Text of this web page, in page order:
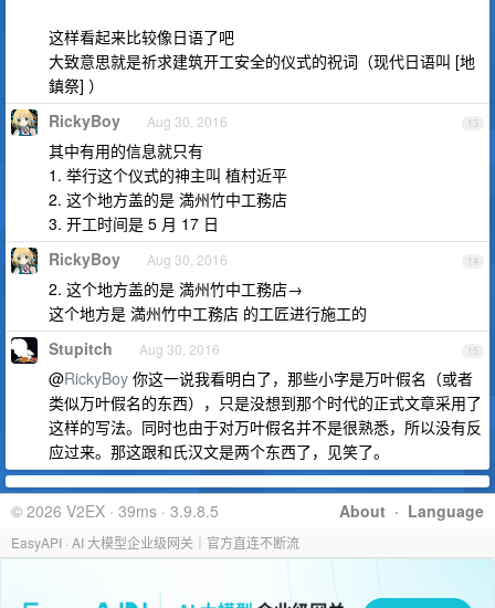
这样看起来比较像日语了吧
大致意思就是祈求建筑开工安全的仪式的祝词（现代日语叫 [地
鎮祭] ）
13
RickyBoy Aug 30, 2016
其中有用的信息就只有
1. 举行这个仪式的神主叫 植村近平
2. 这个地方盖的是 満州竹中工務店
3. 开工时间是 5 月 17 日
14
RickyBoy Aug 30, 2016
2. 这个地方盖的是 満州竹中工務店→
这个地方是 満州竹中工務店 的工匠进行施工的
15
Stupitch Aug 30, 2016
@RickyBoy 你这一说我看明白了，那些小字是万叶假名（或者
类似万叶假名的东西），只是没想到那个时代的正式文章采用了
这样的写法。同时也由于对万叶假名并不是很熟悉，所以没有反
应过来。那这跟和氏汉文是两个东西了，见笑了。
About · Language
© 2026 V2EX · 39ms · 3.9.8.5
EasyAPI · AI 大模型企业级网关｜官方直连不断流